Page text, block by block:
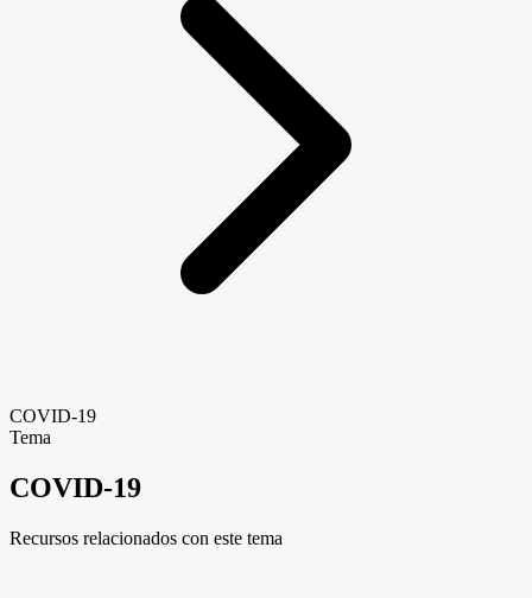
COVID-19
Tema
COVID-19
Recursos relacionados con este tema